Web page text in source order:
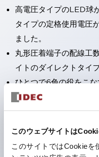
このウェブサイトは
このサイトではCookieを
高電圧タイプのLED球
タイプの定格使用電圧
ました。
丸形圧着端子の配線工
イトのダイレクトタイ
ひとつで6色の役をこ
で色ごとに分かれてい
を表現できるようにし
UL、CSA、TÜV、